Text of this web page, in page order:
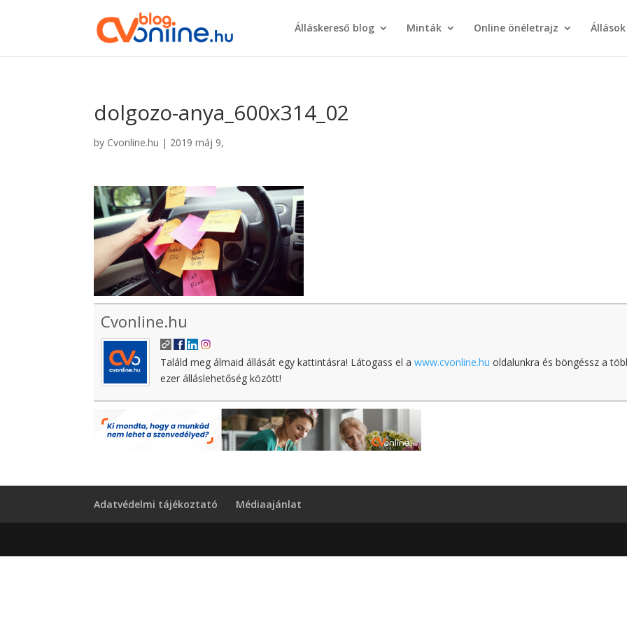
Álláskereső blog Minták Online önéletrajz Állások
dolgozo-anya_600x314_02
by Cvonline.hu | 2019 máj 9,
Cvonline.hu
Találd meg álmaid állását egy kattintásra! Látogass el awww.cvonline.hu oldalunkra és böngéssz a
ezer álláslehetőség között!
Adatvédelmi tájékoztató Médiaajánlat